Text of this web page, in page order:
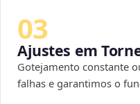
03
Ajustes em
Gotejamento constante
falhas e garantimos o